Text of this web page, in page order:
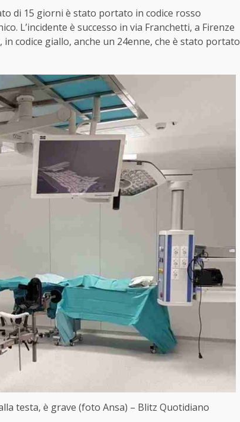
di 15 giorni è stato portato in codice rosso
L’incidente è successo in via Franchetti, a Firenze
codice giallo, anche un 24enne, che è stato portato
testa, è grave (foto Ansa) – Blitz Quotidiano